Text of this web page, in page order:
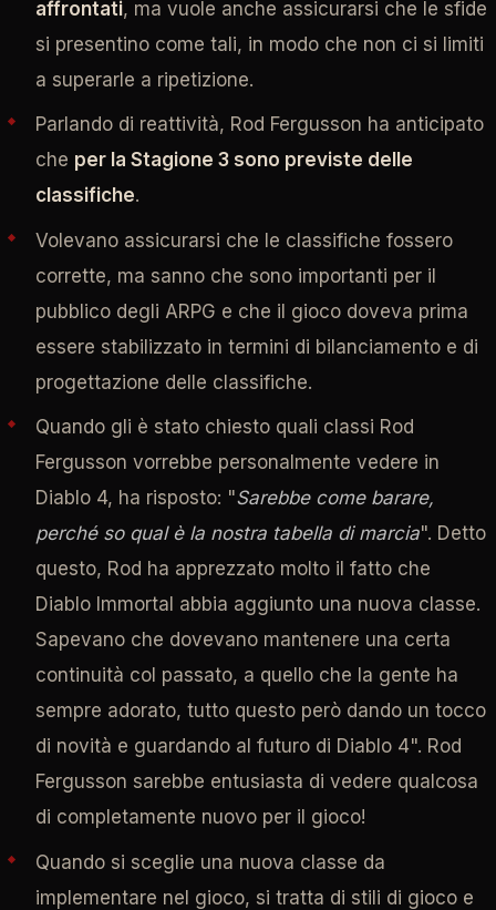
affrontati, ma vuole anche assicurarsi che le sfide
si presentino come tali, in modo che non ci si limiti
a superarle a ripetizione.
Parlando di reattività, Rod Fergusson ha anticipato
che per la Stagione 3 sono previste delle
classifiche.
Volevano assicurarsi che le classifiche fossero
corrette, ma sanno che sono importanti per il
pubblico degli ARPG e che il gioco doveva prima
essere stabilizzato in termini di bilanciamento e di
progettazione delle classifiche.
Quando gli è stato chiesto quali classi Rod
Fergusson vorrebbe personalmente vedere in
Diablo 4, ha risposto: "Sarebbe come barare,
perché so qual è la nostra tabella di marcia". Detto
questo, Rod ha apprezzato molto il fatto che
Diablo Immortal abbia aggiunto una nuova classe.
Sapevano che dovevano mantenere una certa
continuità col passato, a quello che la gente ha
sempre adorato, tutto questo però dando un tocco
di novità e guardando al futuro di Diablo 4". Rod
Fergusson sarebbe entusiasta di vedere qualcosa
di completamente nuovo per il gioco!
Quando si sceglie una nuova classe da
implementare nel gioco, si tratta di stili di gioco e